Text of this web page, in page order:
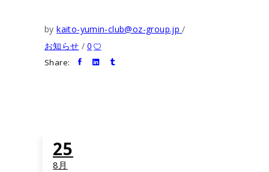
bykaito-yumin-club@oz-group.jp
お知らせ
0
Share:
25
8月